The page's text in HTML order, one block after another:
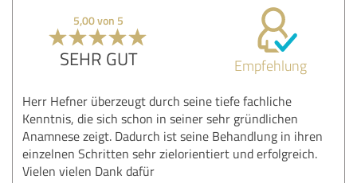
5,00 von 5
SEHR GUT Empfehlung
Herr Hefner überzeugt durch seine tiefe fachliche
Kenntnis, die sich schon in seiner sehr gründlichen
Anamnese zeigt. Dadurch ist seine Behandlung in ihren
einzelnen Schritten sehr zielorientiert und erfolgreich.
Vielen vielen Dank dafür